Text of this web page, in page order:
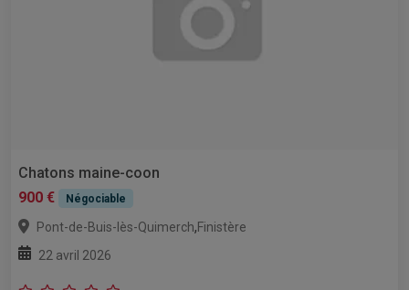
Chatons maine-coon
900 €
Négociable
Pont-de-Buis-lès-Quimerch,Finistère
22 avril 2026